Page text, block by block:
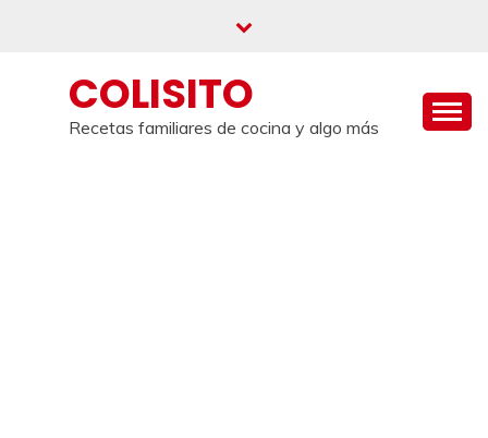
COLISITO
Recetas familiares de cocina y algo más